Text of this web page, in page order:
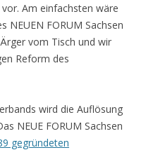
Am einfachsten wäre
NEUEN FORUM Sachsen
vom Tisch und wir
Reform des
wird die Auflösung
NEUE FORUM Sachsen
gegründeten